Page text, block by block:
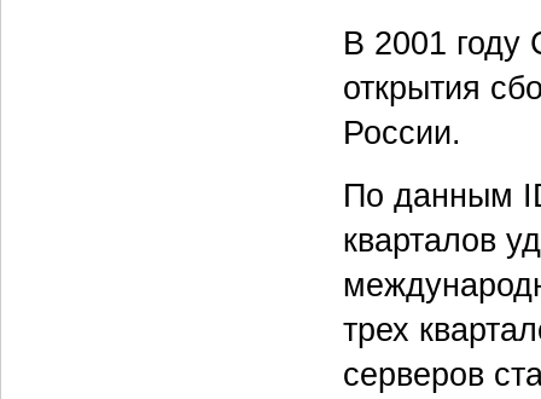
В 2001 году
открытия
России.
По данным
кварталов
трех
серверов